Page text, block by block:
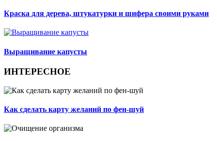
Краска для дерева, штукатурки и шифера своими руками
Выращивание капусты
ИНТЕРЕСНОЕ
Как сделать карту желаний по фен-шуй